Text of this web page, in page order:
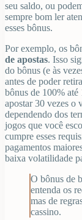
seu saldo, ou
sempre bom ler
esses bônus.
Por exemplo, os
de apostas. Isso
do bônus (e às
antes de poder
bônus de 100%
apostar 30 vezes o
dependendo dos
jogos que você
cumpre esses
pagamentos
baixa volatilidade
O bônus de
entenda os
mas de
cassino.